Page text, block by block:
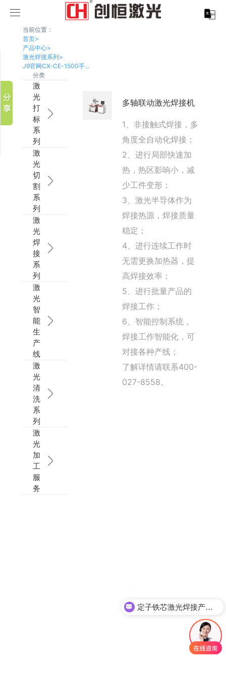
当前位置：
首页>
产品中心>
激光焊接系列>
J9官网CX-CE-1500手...
分类
激
光
打
标
系
列
激
光
切
割
系
列
激
光
焊
接
系
列
激
光
智
能
生
产
线
激
光
清
洗
系
列
激
光
加
工
服
务
多轴联动激光焊接机
1、非接触式焊接，多
角度全自动化焊接；
2、进行局部快速加
热，热区影响小，减
少工件变形；
3、激光半导体作为
焊接热源，焊接质量
稳定；
4、进行连续工作时
无需更换加热器，提
高焊接效率；
5、进行批量产品的
焊接工作；
6、智能控制系统，
焊接工作智能化，可
对接各种产线；
了解详情请联系400-
027-8558。
分享到
新浪微博
百度贴吧
QQ好友
定子铁芯激光焊接产线资料